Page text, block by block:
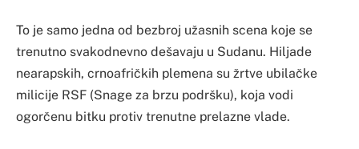
To je samo jedna od bezbroj užasnih scena koje se
trenutno svakodnevno dešavaju u Sudanu. Hiljade
nearapskih, crnoafričkih plemena su žrtve ubilačke
milicije RSF (Snage za brzu podršku), koja vodi
ogorčenu bitku protiv trenutne prelazne vlade.